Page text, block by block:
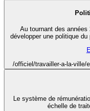
Au tournant des
développer une politique
/officiel/travailler-a-la-ville/
Le système de
échelle de